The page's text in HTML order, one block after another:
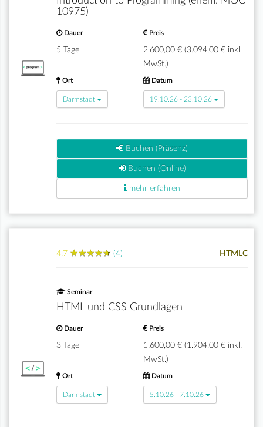
10975)
Dauer
5 Tage
Preis
2.600,00 € (3.094,00 € inkl.
MwSt.)
Ort
Darmstadt
Datum
19.10.26 - 23.10.26
Buchen (Präsenz)
Buchen (Online)
mehr erfahren
4.7 ★★★★★
★★★★★ (4) HTMLC
Seminar
HTML und CSS Grundlagen
Dauer
3 Tage
Preis
1.600,00 € (1.904,00 € inkl.
MwSt.)
Ort
Darmstadt
Datum
5.10.26 - 7.10.26